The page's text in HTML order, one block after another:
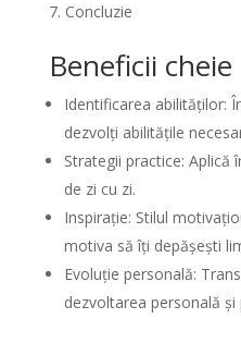
Concluzie
Beneficii cheie
Identificarea abilităților:
dezvolți abilitățile
Strategii practice: Aplică
de zi cu zi.
Inspirație: Stilul
motiva să îți depășești
Evoluție personală:
dezvoltarea personală